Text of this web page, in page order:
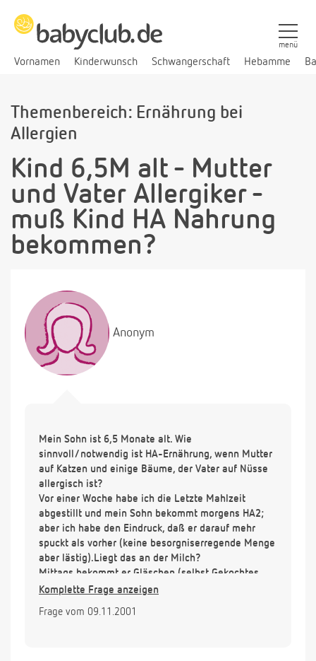
Vornamen Kinderwunsch Schwangerschaft Hebamme
menü
Themenbereich: Ernährung bei
Allergien
Kind 6,5M alt - Mutter
und Vater Allergiker -
muß Kind HA Nahrung
bekommen?
Anonym
Mein Sohn ist 6,5 Monate alt. Wie
sinnvoll/notwendig ist HA-Ernährung, wenn Mutter
auf Katzen und einige Bäume, der Vater auf Nüsse
allergisch ist?
Vor einer Woche habe ich die Letzte Mahlzeit
abgestillt und mein Sohn bekommt morgens HA2;
aber ich habe den Eindruck, daß er darauf mehr
spuckt als vorher (keine besorgniserregende Menge
aber lästig).Liegt das an der Milch?
Mittags bekommt er Gläschen (selbst Gekochtes
schmeckt ihm nicht so gut-warum??), nachmittags
Portion Sinlac. Ist damit die Milchversorgung
Komplette Frage anzeigen
Frage vom 09.11.2001